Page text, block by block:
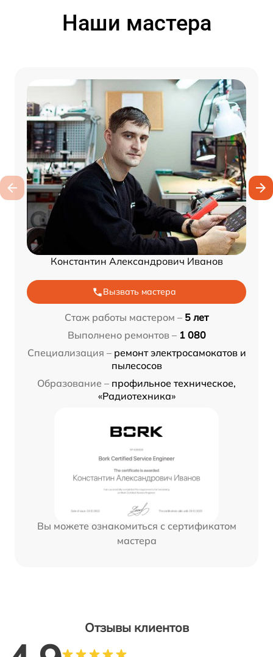
Наши мастера
Константин Александрович Иванов
Вызвать мастера
Стаж работы мастером – 5 лет
Выполнено ремонтов – 1 080
Специализация – ремонт электросамокатов и
пылесосов
Образование – профильное техническое,
«Радиотехника»
Вы можете ознакомиться с сертификатом
мастера
Отзывы клиентов